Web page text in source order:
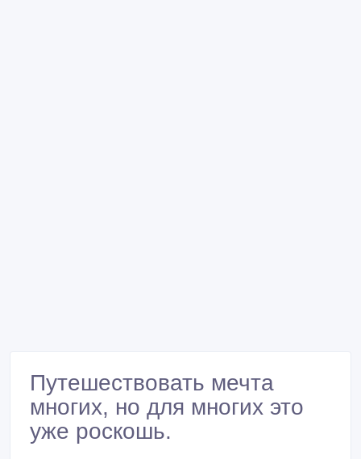
Путешествовать мечта
многих, но для многих это
уже роскошь.